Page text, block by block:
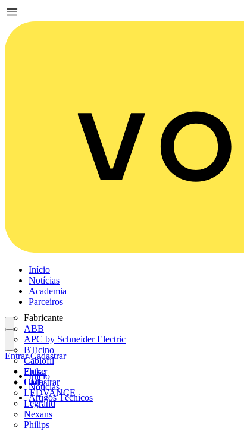
Início
Notícias
Academia
Parceiros
Fabricante
ABB
APC by Schneider Electric
BTicino
Cablofil
Fluke
HDL
LEDVANCE
Legrand
Nexans
Philips
Entrar
Cadastrar
Entrar Cadastrar
Início
Notícias
Artigos Técnicos